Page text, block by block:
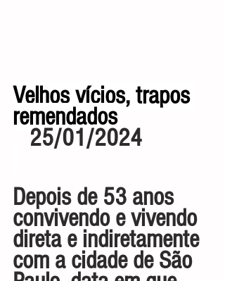
Velhos vícios, trapos
remendados
25/01/2024
Depois de 53 anos
convivendo e vivendo
direta e indiretamente
com a cidade de São